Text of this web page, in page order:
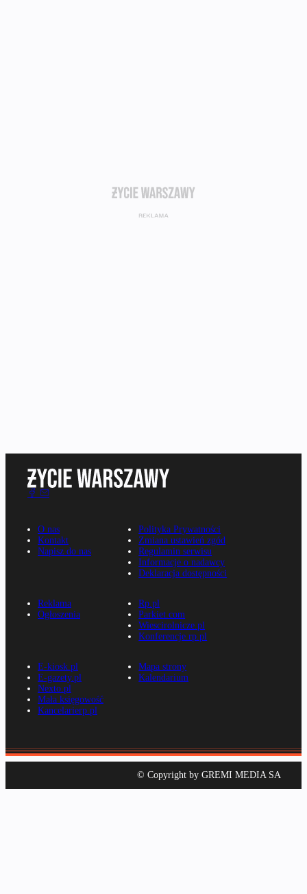
O nas
Kontakt
Napisz do nas
Polityka Prywatności
Zmiana ustawień zgód
Regulamin serwisu
Informacje o nadawcy
Deklaracja dostępności
Reklama
Ogłoszenia
Rp.pl
Parkiet.com
Wiescirolnicze.pl
Konferencje.rp.pl
E-kiosk.pl
E-gazety.pl
Nexto.pl
Mała księgowość
Kancelarierp.pl
Mapa strony
Kalendarium
© Copyright by GREMI MEDIA SA